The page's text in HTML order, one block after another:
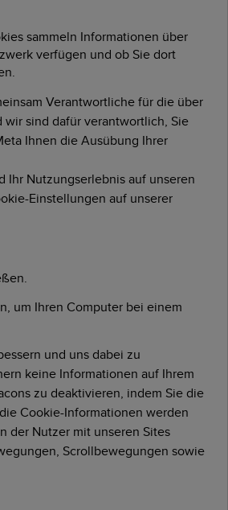
sammeln Informationen über
verfügen und ob Sie dort
Verantwortliche für die über
sind dafür verantwortlich, Sie
Ihnen die Ausübung Ihrer
Ihr Nutzungserlebnis auf unseren
Einstellungen auf unserer
um Ihren Computer bei einem
und uns dabei zu
keine Informationen auf Ihrem
zu deaktivieren, indem Sie die
Cookie-Informationen werden
der Nutzer mit unseren Sites
Scrollbewegungen sowie